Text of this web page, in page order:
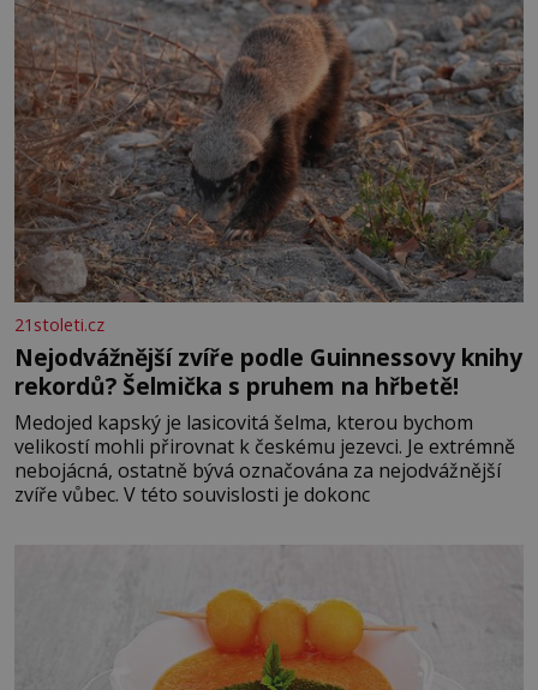
21stoleti.cz
Nejodvážnější zvíře podle Guinnessovy knihy
rekordů? Šelmička s pruhem na hřbetě!
Medojed kapský je lasicovitá šelma, kterou bychom
velikostí mohli přirovnat k českému jezevci. Je extrémně
nebojácná, ostatně bývá označována za nejodvážnější
zvíře vůbec. V této souvislosti je dokonc